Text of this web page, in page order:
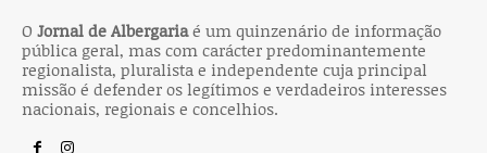
nacionais, regionais e concelhios.
RECOMENDADO PARA SI